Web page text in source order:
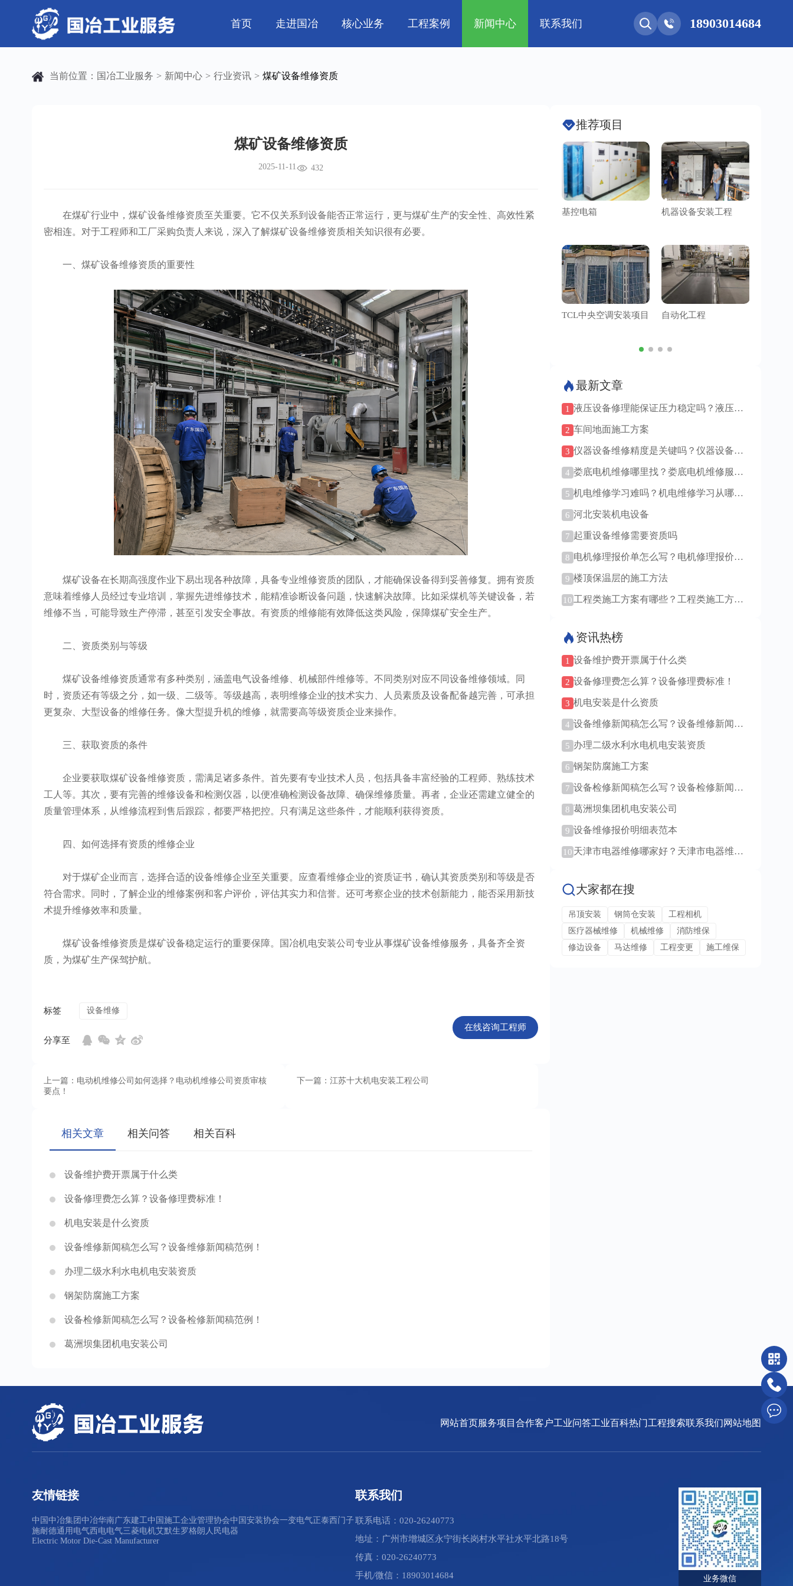
首页 走进国冶
公司简介 发展历程 企业文化
核心业务
电气工程 钢结构工程 管道工程
工程案例
芯片 • 半导体 人工智能 • 机器人 航天 • 低空
新闻中心
公司动态 行业资讯 工程技巧
联系我们 18903014684
当前位置： 国冶工业服务 > 新闻中心 > 行业资讯 > 煤矿设备维修资质
煤矿设备维修资质
2025-11-11 432
在煤矿行业中，煤矿设备维修资质至关重要。它不仅关系到设备能否正常运行，更与煤矿生产的安全性、高效性紧
密相连。对于工程师和工厂采购负责人来说，深入了解煤矿设备维修资质相关知识很有必要。
一、煤矿设备维修资质的重要性
煤矿设备在长期高强度作业下易出现各种故障，具备专业维修资质的团队，才能确保设备得到妥善修复。拥有资质
意味着维修人员经过专业培训，掌握先进维修技术，能精准诊断设备问题，快速解决故障。比如采煤机等关键设备，若
维修不当，可能导致生产停滞，甚至引发安全事故。有资质的维修能有效降低这类风险，保障煤矿安全生产。
二、资质类别与等级
煤矿设备维修资质通常有多种类别，涵盖电气设备维修、机械部件维修等。不同类别对应不同设备维修领域。同
时，资质还有等级之分，如一级、二级等。等级越高，表明维修企业的技术实力、人员素质及设备配备越完善，可承担
更复杂、大型设备的维修任务。像大型提升机的维修，就需要高等级资质企业来操作。
三、获取资质的条件
企业要获取煤矿设备维修资质，需满足诸多条件。首先要有专业技术人员，包括具备丰富经验的工程师、熟练技术
工人等。其次，要有完善的维修设备和检测仪器，以便准确检测设备故障、确保维修质量。再者，企业还需建立健全的
质量管理体系，从维修流程到售后跟踪，都要严格把控。只有满足这些条件，才能顺利获得资质。
四、如何选择有资质的维修企业
对于煤矿企业而言，选择合适的设备维修企业至关重要。应查看维修企业的资质证书，确认其资质类别和等级是否
符合需求。同时，了解企业的维修案例和客户评价，评估其实力和信誉。还可考察企业的技术创新能力，能否采用新技
术提升维修效率和质量。
煤矿设备维修资质是煤矿设备稳定运行的重要保障。国冶机电安装公司专业从事煤矿设备维修服务，具备齐全资
质，为煤矿生产保驾护航。
标签 设备维修
分享至
在线咨询工程师
上一篇：电动机维修公司如何选择？电动机维修公司资质审核
要点！
下一篇：江苏十大机电安装工程公司
相关文章 相关问答 相关百科
设备维护费开票属于什么类
设备修理费怎么算？设备修理费标准！
机电安装是什么资质
设备维修新闻稿怎么写？设备维修新闻稿范例！
办理二级水利水电机电安装资质
钢架防腐施工方案
设备检修新闻稿怎么写？设备检修新闻稿范例！
葛洲坝集团机电安装公司
推荐项目
基控电箱
TCL中央空调安装项目
机器设备安装工程
自动化工程
最新文章
1 液压设备修理能保证压力稳定吗？液压设
2 车间地面施工方案
3 仪器设备维修精度是关键吗？仪器设备维
4 娄底电机维修哪里找？娄底电机维修服
5 机电维修学习难吗？机电维修学习从哪里
6 河北安装机电设备
7 起重设备维修需要资质吗
8 电机修理报价单怎么写？电机修理报价单
9 楼顶保温层的施工方法
10 工程类施工方案有哪些？工程类施工方案
资讯热榜
1 设备维护费开票属于什么类
2 设备修理费怎么算？设备修理费标准！
3 机电安装是什么资质
4 设备维修新闻稿怎么写？设备维修新闻稿
5 办理二级水利水电机电安装资质
6 钢架防腐施工方案
7 设备检修新闻稿怎么写？设备检修新闻稿
8 葛洲坝集团机电安装公司
9 设备维修报价明细表范本
10 天津市电器维修哪家好？天津市电器维修
大家都在搜
吊顶安装 钢筒仓安装
工程相机
医疗器械维修
机械维修
消防维保
修边设备
马达维修 工程变更 施工维保
网站首页服务项目合作客户工业问答工业百科热门工程搜索联系我们网站地图
友情链接
中国中冶集团 中冶华南广东建工中国施工企业管理协会中国安装协会一变电气正泰西门子
施耐德通用电气西电电气三菱电机艾默生罗格朗 人民电器
Electric Motor Die-Cast Manufacturer
联系我们
联系电话：020-26240773
地址：广州市增城区永宁街长岗村水平社水平北路18号
传真：020-26240773
手机/微信：18903014684
业务微信